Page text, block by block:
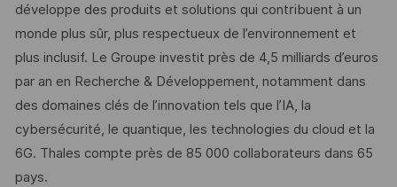
développe des produits et solutions qui contribuent à un
monde plus sûr, plus respectueux de l’environnement et
plus inclusif. Le Groupe investit près de 4,5 milliards d’euros
par an en Recherche & Développement, notamment dans
des domaines clés de l’innovation tels que l’IA, la
cybersécurité, le quantique, les technologies du cloud et la
6G. Thales compte près de 85 000 collaborateurs dans 65
pays. ​